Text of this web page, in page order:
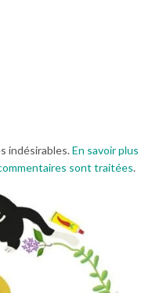
indésirables.En savoir plus
sont traitées.